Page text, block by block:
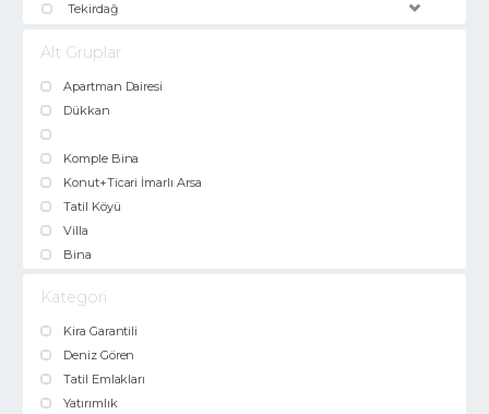
Tekirdağ
Alt Gruplar
Apartman Dairesi
Dükkan
Komple Bina
Konut+Ticari İmarlı Arsa
Tatil Köyü
Villa
Bina
Kategori
Kira Garantili
Deniz Gören
Tatil Emlakları
Yatırımlık